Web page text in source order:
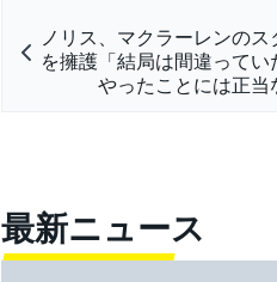
ノリス、マクラーレンの
を擁護「結局は間違って
やったことには正当
最新ニュース